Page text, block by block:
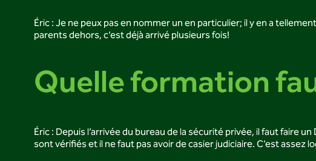
Éric : Je ne peux pas en nommer un en particulier; il y en a
parents dehors, c’est déjà arrivé plusieurs fois!
Quelle formation
Éric : Depuis l’arrivée du bureau de la sécurité privée, il faut faire
sont vérifiés et il ne faut pas avoir de casier judiciaire. C’est assez